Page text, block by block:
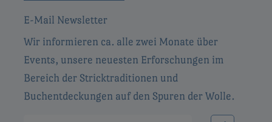
E-Mail Newsletter
Wir informieren ca. alle zwei Monate über
Events, unsere neuesten Erforschungen im
Bereich der Stricktraditionen und
Buchentdeckungen auf den Spuren der Wolle.